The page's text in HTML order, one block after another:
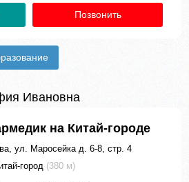
Позвонить
Ивановна
на Китай-городе
ул. Маросейка д. 6-8, стр. 4
город (380 м)